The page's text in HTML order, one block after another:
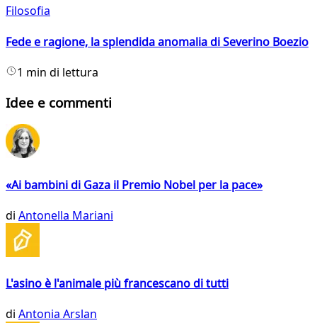
Filosofia
Fede e ragione, la splendida anomalia di Severino Boezio
1 min di lettura
Idee e commenti
«Ai bambini di Gaza il Premio Nobel per la pace»
di Antonella Mariani
L'asino è l'animale più francescano di tutti
di Antonia Arslan